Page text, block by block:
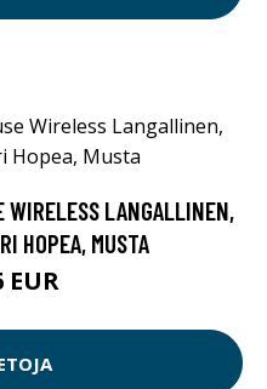
WIRELESS LANGALLINEN,
HOPEA, MUSTA
EUR